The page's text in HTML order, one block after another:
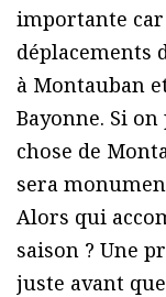
importante
déplacements
à Montauban
Bayonne. Si
chose de
sera
Alors qui
saison ? Une
juste avant